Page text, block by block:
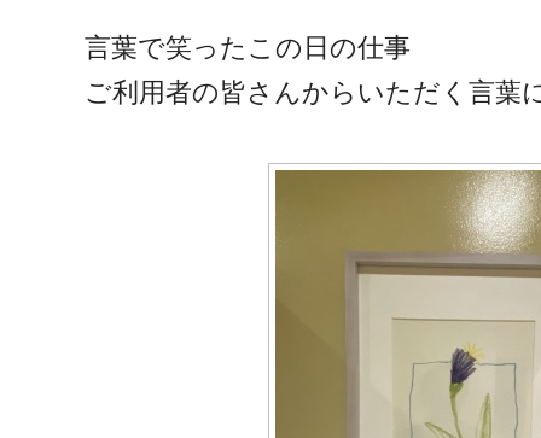
言葉で笑ったこの日の仕事
ご利用者の皆さんからいただく言葉